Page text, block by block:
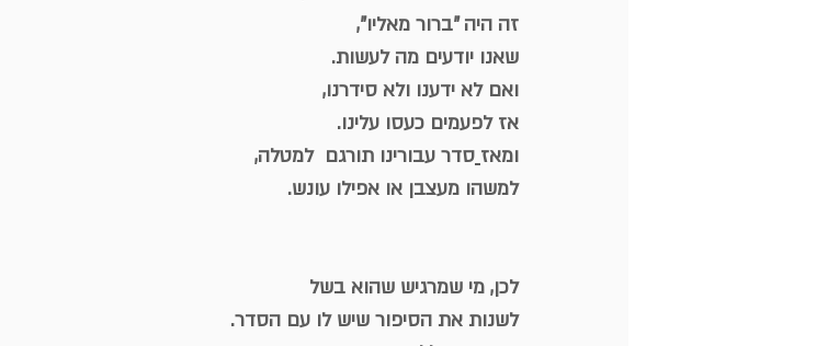
זה היה "ברור מאליו",
שאנו יודעים מה לעשות.
ואם לא ידענו ולא סידרנו,
אז לפעמים כעסו עלינו.
ומאז סדר עבורינו תורגם  למטלה,
למשהו מעצבן או אפילו עונש.
לכן, מי שמרגיש שהוא בשל
לשנות את הסיפור שיש לו עם הסדר.